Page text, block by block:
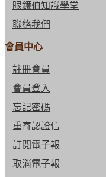
眼鏡伯知識學堂
聯絡我們
會員中心
註冊會員
會員登入
忘記密碼
重寄認證信
訂閱電子報
取消電子報